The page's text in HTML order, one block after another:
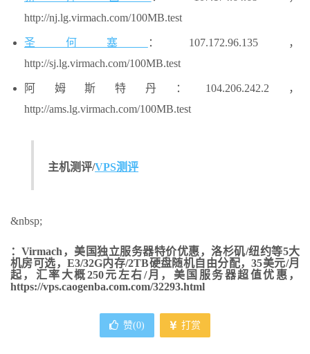
http://nj.lg.virmach.com/100MB.test
圣何塞
：107.172.96.135，
http://sj.lg.virmach.com/100MB.test
阿姆斯特丹：104.206.242.2，
http://ams.lg.virmach.com/100MB.test
主机测评/VPS测评
&nbsp;
：Virmach，美国独立服务器特价优惠，洛杉矶/纽约等5大
机房可选，E3/32G内存/2TB硬盘随机自由分配，35美元/月
起，汇率大概250元左右/月，美国服务器超值优惠，
https://vps.caogenba.com.com/32293.html
赞(0) 打赏